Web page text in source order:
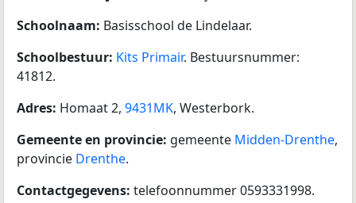
Schoolnaam: Basisschool de Lindelaar.
Schoolbestuur: Kits Primair. Bestuursnummer:
41812.
Adres: Homaat 2, 9431MK, Westerbork.
Gemeente en provincie: gemeente Midden-Drenthe,
provincie Drenthe.
Contactgegevens: telefoonnummer 0593331998.